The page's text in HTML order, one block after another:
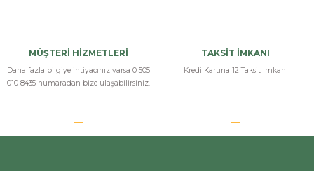
MÜŞTERİ HİZMETLERİ
Daha fazla bilgiye ihtiyacınız varsa 0 505
010 8435 numaradan bize ulaşabilirsiniz.
TAKSİT İMKANI
Kredi Kartına 12 Taksit İmkanı
Bizi Arayın